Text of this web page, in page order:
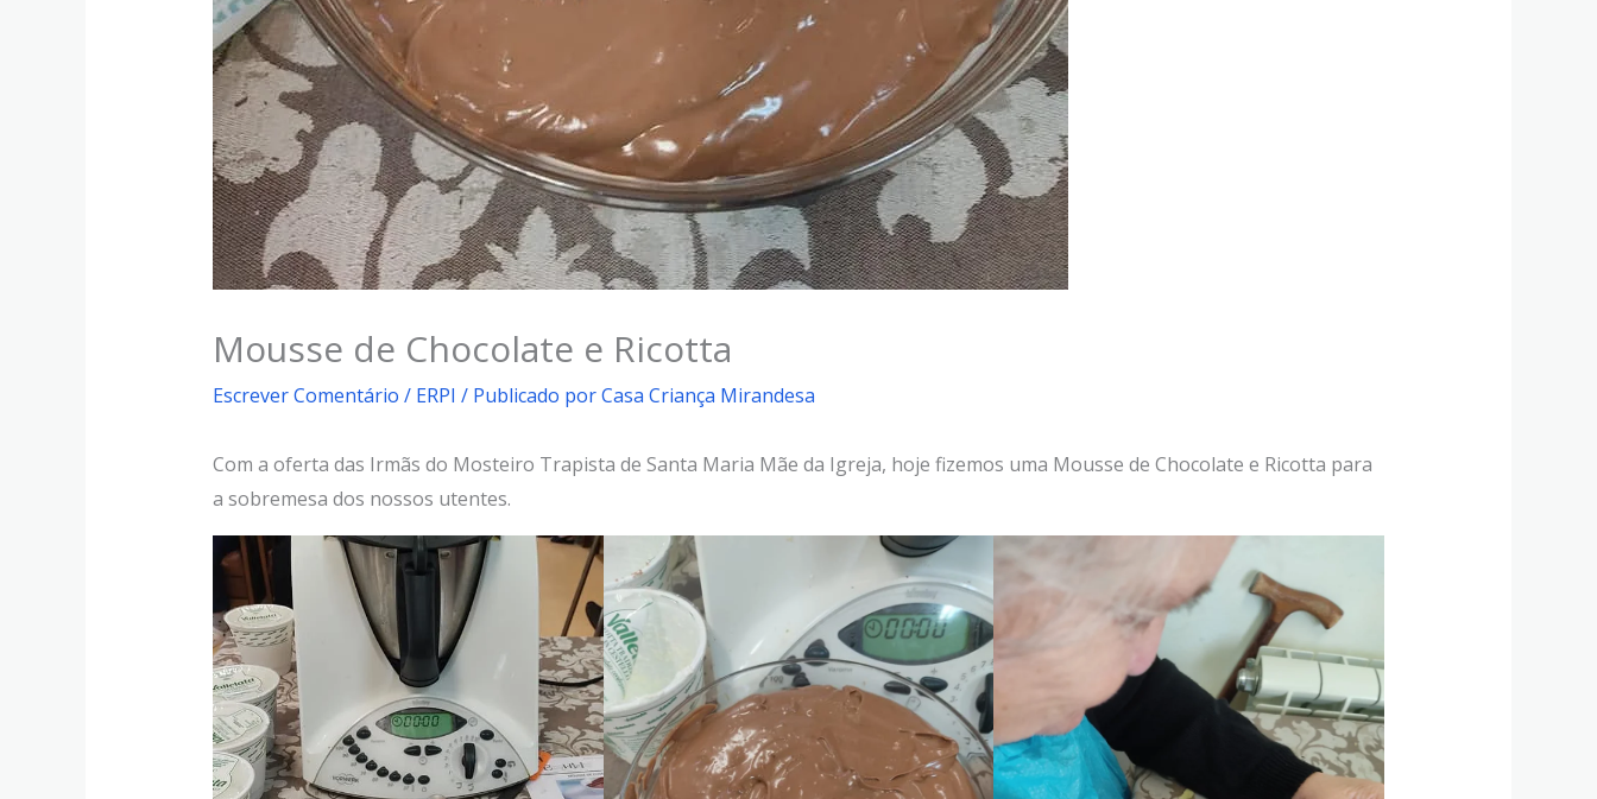
Mousse de Chocolate e Ricotta
Escrever Comentário / ERPI / Publicado porCasa Criança Mirandesa
Com a oferta das Irmãs do Mosteiro Trapista de Santa Maria Mãe da Igreja, hoje fizemos uma Mousse de Chocolate e Ricotta para
a sobremesa dos nossos utentes.